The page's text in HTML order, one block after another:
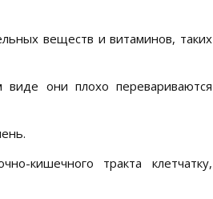
веществ и витаминов, таких
они плохо перевариваются
кишечного тракта клетчатку,